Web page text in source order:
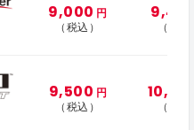
9,000 円
（税込）
（税
9,500 円
（税込）
（税